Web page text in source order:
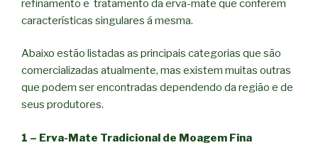
refinamento e tratamento da erva-mate que conferem
características singulares á mesma.
Abaixo estão listadas as principais categorias que são
comercializadas atualmente, mas existem muitas outras
que podem ser encontradas dependendo da região e de
seus produtores.
1 – Erva-Mate Tradicional de Moagem Fina